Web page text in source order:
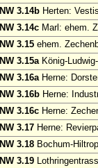
NW 3.14b Herten:
NW 3.14c Marl: ehem.
NW 3.15 ehem.
NW 3.15aKönig-
NW 3.16aHerne:
NW 3.16b Herne:
NW 3.16c Herne:
NW 3.17 Herne:
NW 3.18 Bochum-
NW 3.19